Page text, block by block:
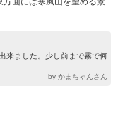
来ました。少し前まで霧で何
by かまちゃんさん